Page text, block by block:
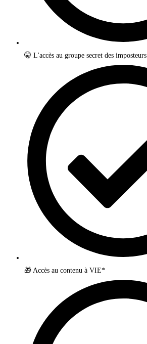
🤫 L'accès au groupe secret des imposteurs
🎁 Accès au contenu à VIE*